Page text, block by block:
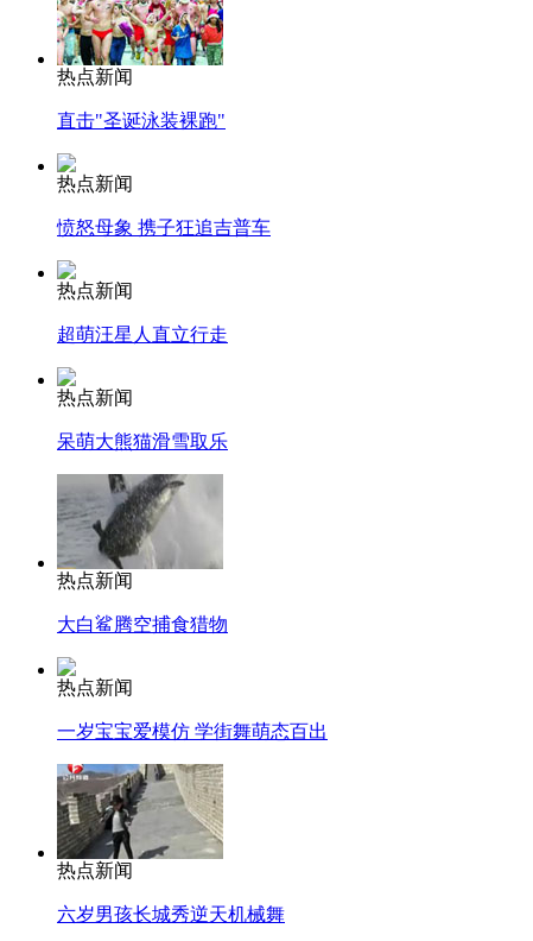
热点新闻
直击"圣诞泳装裸跑"
热点新闻
愤怒母象 携子狂追吉普车
热点新闻
超萌汪星人直立行走
热点新闻
呆萌大熊猫滑雪取乐
热点新闻
大白鲨腾空捕食猎物
热点新闻
一岁宝宝爱模仿 学街舞萌态百出
热点新闻
六岁男孩长城秀逆天机械舞